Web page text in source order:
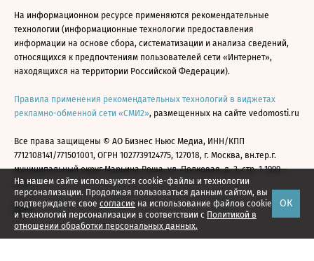
На нашем сайте используются cookie-файлы и технологии
персонализации. Продолжая пользоваться данным сайтом, вы
подтверждаете свое согласие на использование файлов cookie
и технологий персонализации в соответствии с Политикой в
отношении обработки персональных данных.
ОК
На информационном ресурсе применяются рекомендательные
технологии (информационные технологии предоставления
информации на основе сбора, систематизации и анализа сведений,
относящихся к предпочтениям пользователей сети «Интернет»,
находящихся на территории Российской Федерации).
Правила применения рекомендательных технологий в виджетах
рекламно-обменной сети «СМИ2», размещенных на сайте vedomosti.ru
Все права защищены © АО Бизнес Ньюс Медиа, ИНН/КПП
7712108141/771501001, ОГРН 1027739124775, 127018, г. Москва, вн.тер.г.
муниципальный округ Марьина Роща, ул. Полковая, д. 3, стр. 1 1999—
2026